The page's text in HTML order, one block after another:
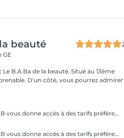
beauté
GE
de la beauté. Situé au 13ème
D'un côté, vous pourrez admirer
Notre carte membre CLUB vous donne accès à des tarifs préférentiels, des promotions et des offres exclusives tout au long de l'année pour seulement 99.- Contactez-nous au 078 692 91 17 pour commander votre carte dès maintenant!
Notre carte membre CLUB vous donne accès à des tarifs préférentiels, des promotions et des offres exclusives tout au long de l'année pour seulement 99.- Contactez-nous au 078 692 91 17 pour commander votre carte dès maintenant!